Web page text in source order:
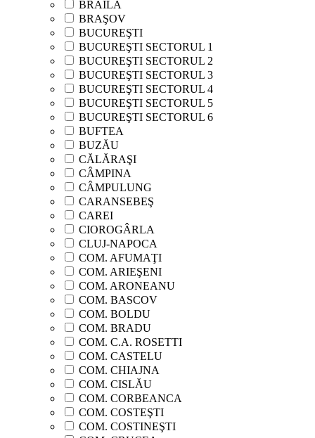
BRĂILA
BRAŞOV
BUCUREŞTI
BUCUREŞTI SECTORUL 1
BUCUREŞTI SECTORUL 2
BUCUREŞTI SECTORUL 3
BUCUREŞTI SECTORUL 4
BUCUREŞTI SECTORUL 5
BUCUREŞTI SECTORUL 6
BUFTEA
BUZĂU
CĂLĂRAŞI
CÂMPINA
CÂMPULUNG
CARANSEBEŞ
CAREI
CIOROGÂRLA
CLUJ-NAPOCA
COM. AFUMAŢI
COM. ARIEŞENI
COM. ARONEANU
COM. BASCOV
COM. BOLDU
COM. BRADU
COM. C.A. ROSETTI
COM. CASTELU
COM. CHIAJNA
COM. CISLĂU
COM. CORBEANCA
COM. COSTEŞTI
COM. COSTINEŞTI